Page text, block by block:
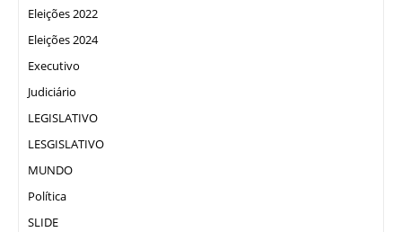
Eleições 2022
Eleições 2024
Executivo
Judiciário
LEGISLATIVO
LESGISLATIVO
MUNDO
Política
SLIDE